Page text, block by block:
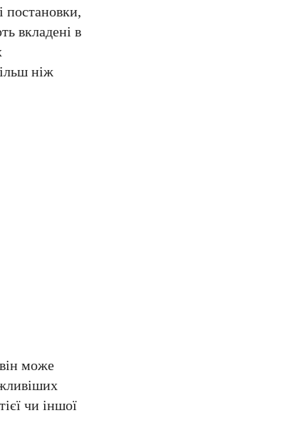
постановки,
вкладені в
ніж
може
чи іншої